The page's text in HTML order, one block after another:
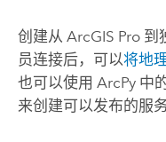
创建从 ArcGIS Pro到
员连接后，可以将地
也可以使用 ArcPy 中
来创建可以发布的服